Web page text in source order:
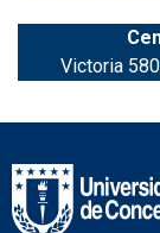
Victoria